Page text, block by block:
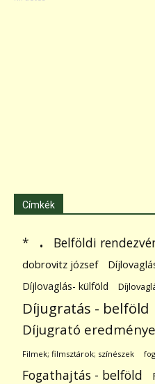
Címkék
* . Belföldi
dobrovitz józsef
Díjlovaglás- külföld
Díjugratás - belföld
Díjugrató
Filmek; filmsztárok; színészek
Fogathajtás - belföld